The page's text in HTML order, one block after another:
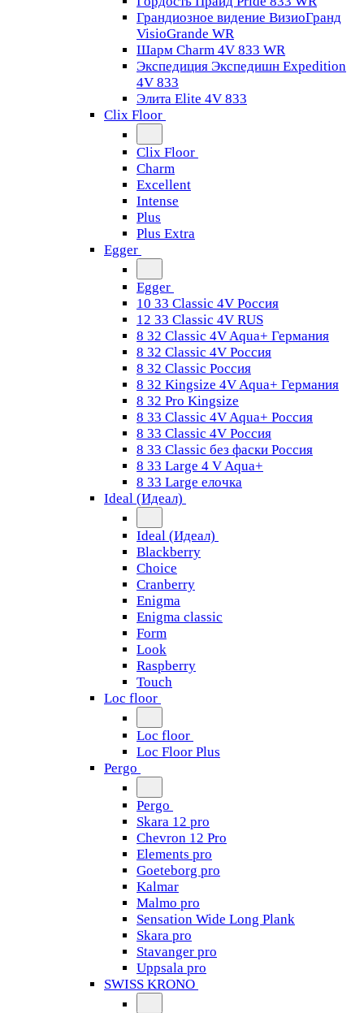
Грандиозное видение ВизиоГранд
VisioGrande WR
Шарм Charm 4V 833 WR
Экспедиция Экспедишн Expedition
4V 833
Элита Elite 4V 833
Clix Floor
Clix Floor
Charm
Excellent
Intense
Plus
Plus Extra
Egger
Egger
10 33 Classic 4V Россия
12 33 Classic 4V RUS
8 32 Classic 4V Aqua+ Германия
8 32 Classic 4V Россия
8 32 Classic Россия
8 32 Kingsize 4V Aqua+ Германия
8 32 Pro Kingsize
8 33 Classic 4V Aqua+ Россия
8 33 Classic 4V Россия
8 33 Classic без фаски Россия
8 33 Large 4 V Aqua+
8 33 Large елочка
Ideal (Идеал)
Ideal (Идеал)
Blackberry
Choice
Cranberry
Enigma
Enigma classic
Form
Look
Raspberry
Touch
Loc floor
Loc floor
Loc Floor Plus
Pergo
Pergo
Skara 12 pro
Chevron 12 Pro
Elements pro
Goeteborg pro
Kalmar
Malmo pro
Sensation Wide Long Plank
Skara pro
Stavanger pro
Uppsala pro
SWISS KRONO